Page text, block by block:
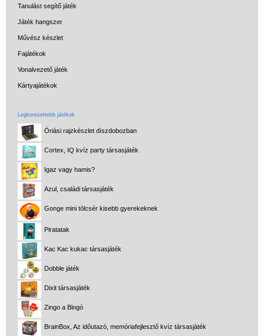
Tanulást segítő játék
Játék hangszer
Művész készlet
Fajátékok
Vonalvezető játék
Kártyajátékok
Legkeresettebb játékok
Óriási rajzkészlet díszdobozban
Cortex, IQ kvíz party társasjáték
Igaz vagy hamis?
Azul, családi társasjáték
Gonge mini tölcsér kisebb gyerekeknek
Piratatak
Kac Kac kukac társasjáték
Dobble játék
Dixit társasjáték
Zingo a Bingó
BrainBox, Az időutazó, memóriafejlesztő kvíz társasjáték